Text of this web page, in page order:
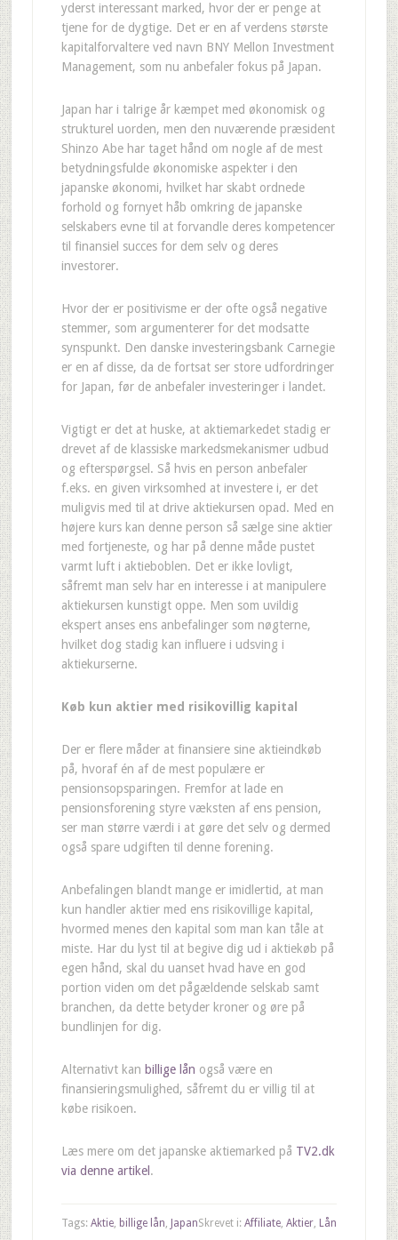
yderst interessant marked, hvor der er penge at
tjene for de dygtige. Det er en af verdens største
kapitalforvaltere ved navn BNY Mellon Investment
Management, som nu anbefaler fokus på Japan.
Japan har i talrige år kæmpet med økonomisk og
strukturel uorden, men den nuværende præsident
Shinzo Abe har taget hånd om nogle af de mest
betydningsfulde økonomiske aspekter i den
japanske økonomi, hvilket har skabt ordnede
forhold og fornyet håb omkring de japanske
selskabers evne til at forvandle deres kompetencer
til finansiel succes for dem selv og deres
investorer.
Hvor der er positivisme er der ofte også negative
stemmer, som argumenterer for det modsatte
synspunkt. Den danske investeringsbank Carnegie
er en af disse, da de fortsat ser store udfordringer
for Japan, før de anbefaler investeringer i landet.
Vigtigt er det at huske, at aktiemarkedet stadig er
drevet af de klassiske markedsmekanismer udbud
og efterspørgsel. Så hvis en person anbefaler
f.eks. en given virksomhed at investere i, er det
muligvis med til at drive aktiekursen opad. Med en
højere kurs kan denne person så sælge sine aktier
med fortjeneste, og har på denne måde pustet
varmt luft i aktieboblen. Det er ikke lovligt,
såfremt man selv har en interesse i at manipulere
aktiekursen kunstigt oppe. Men som uvildig
ekspert anses ens anbefalinger som nøgterne,
hvilket dog stadig kan influere i udsving i
aktiekurserne.
Køb kun aktier med risikovillig kapital
Der er flere måder at finansiere sine aktieindkøb
på, hvoraf én af de mest populære er
pensionsopsparingen. Fremfor at lade en
pensionsforening styre væksten af ens pension,
ser man større værdi i at gøre det selv og dermed
også spare udgiften til denne forening.
Anbefalingen blandt mange er imidlertid, at man
kun handler aktier med ens risikovillige kapital,
hvormed menes den kapital som man kan tåle at
miste. Har du lyst til at begive dig ud i aktiekøb på
egen hånd, skal du uanset hvad have en god
portion viden om det pågældende selskab samt
branchen, da dette betyder kroner og øre på
bundlinjen for dig.
Alternativt kan billige lån også være en
finansieringsmulighed, såfremt du er villig til at
købe risikoen.
Læs mere om det japanske aktiemarked på TV2.dk
via denne artikel .
Skrevet i: Affiliate, Aktier, Lån
Tags: Aktie, billige lån, Japan